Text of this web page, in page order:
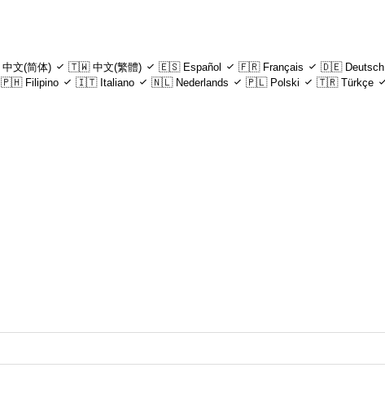
中文(简体) 🇹🇼 中文(繁體) 🇪🇸 Español 🇫🇷 Français 🇩🇪 Deutsch
🇵🇭 Filipino 🇮🇹 Italiano 🇳🇱 Nederlands 🇵🇱 Polski 🇹🇷 Türkçe